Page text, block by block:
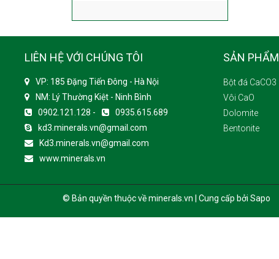
LIÊN HỆ VỚI CHÚNG TÔI
VP: 185 Đặng Tiến Đông - Hà Nội
NM: Lý Thường Kiệt - Ninh Bình
0902.121.128 -
0935.615.689
kd3.minerals.vn@gmail.com
Kd3.minerals.vn@gmail.com
www.minerals.vn
SẢN PHẨM
Bột đá CaCO3
Vôi CaO
Dolomite
Bentonite
© Bản quyền thuộc về minerals.vn | Cung cấp bởi Sapo